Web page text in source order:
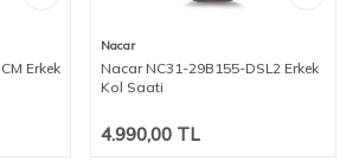
Erkek
Nacar
Nacar NC31-29B155-DSL2 Erkek
Kol Saati
4.990,00 TL